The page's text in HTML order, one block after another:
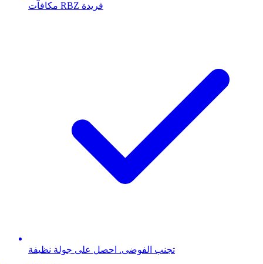
مكافآت RBZ فريدة
تجنب الفوضى. احصل على جولة نظيفة